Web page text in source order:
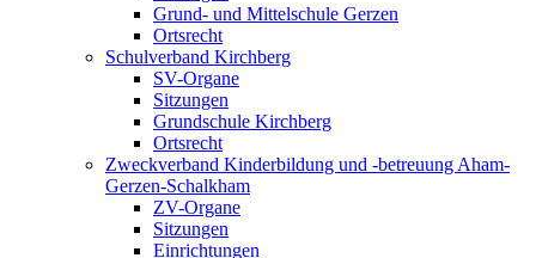
Grund- und Mittelschule Gerzen
Ortsrecht
Schulverband Kirchberg
SV-Organe
Sitzungen
Grundschule Kirchberg
Ortsrecht
Zweckverband Kinderbildung und -betreuung Aham-
Gerzen-Schalkham
ZV-Organe
Sitzungen
Einrichtungen